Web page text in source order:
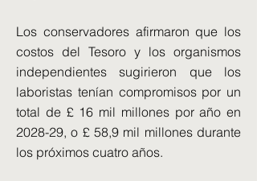
Los conservadores afirmaron que los
costos del Tesoro y los organismos
independientes sugirieron que los
laboristas tenían compromisos por un
total de £ 16 mil millones por año en
2028-29, o £ 58,9 mil millones durante
los próximos cuatro años.